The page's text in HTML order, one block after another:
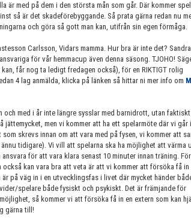
är med på dem i den största mån som går. Där kommer
så är det skadeförebyggande. Så prata gärna redan nu
och göra så gott man kan, utifrån sin egen förmåga.
Carlsson, Vidars mamma. Hur bra är inte det?
för vår hemmacup även denna säsong. TJOHO!
får nog ta ledigt fredagen också), för en RIKTIGT rolig
4 lag anmälda, klicka på länken så hittar ni mer info om
med i år inte längre sysslar med barnidrott, utan faktiskt
men vi kommer att ha ett spelarmöte där vi går
skrevs innan om att vara med på fysen, vi kommer att
tidigare). Vi vill att spelarna ska ha möjlighet att värma
för att vara klara senast 10 minuter innan träning.
kan vara bra att veta är att vi kommer att försöka få in
på väg in i en utvecklingsfas i livet där mycket händer
spelare både fysiskt och psykiskt. Det är främjande för
så kommer vi att försöka få in en extern som kan
gärna till!